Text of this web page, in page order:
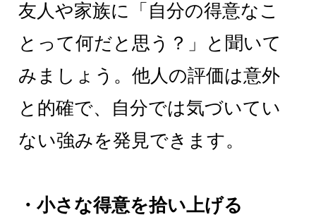
友人や家族に「自分の得意なこ
とって何だと思う？」と聞いて
みましょう。他人の評価は意外
と的確で、自分では気づいてい
ない強みを発見できます。
・小さな得意を拾い上げる